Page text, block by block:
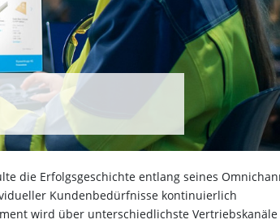
die Erfolgsgeschichte entlang seines
Kundenbedürfnisse kontinuierlich
wird über unterschiedlichste Vertriebskanäle